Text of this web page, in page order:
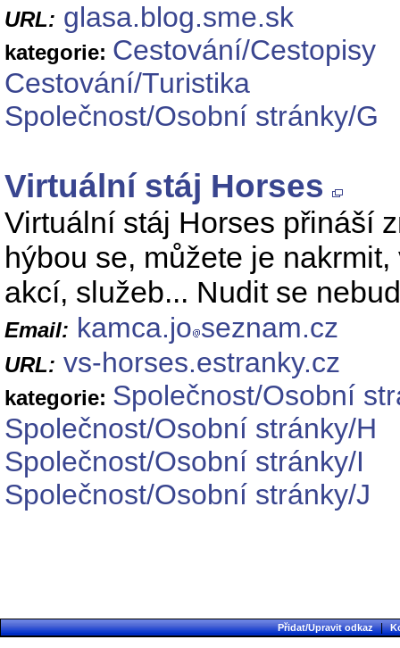
URL: glasa.blog.sme.sk
kategorie: Cestování/Cestopisy
Cestování/Turistika
Společnost/Osobní stránky/G
Virtuální stáj Horses
Virtuální stáj Horses přináší
hýbou se, můžete je
akcí, služeb... Nudit se
Email: kamca.jo seznam.cz
URL: vs-horses.estranky.cz
kategorie: Společnost/Osobní
Společnost/Osobní stránky/H
Společnost/Osobní stránky/I
Společnost/Osobní stránky/J
Přidat/Upravit odkaz |